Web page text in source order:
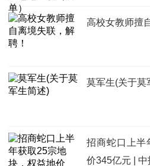
高校女教师擅
莫军生(关于莫
招商蛇口上半
价345亿元 | 中